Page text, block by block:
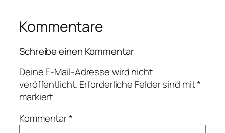
Kommentare
Schreibe einen Kommentar
Deine E-Mail-Adresse wird nicht
veröffentlicht.Erforderliche Felder sind mit*
markiert
Kommentar*